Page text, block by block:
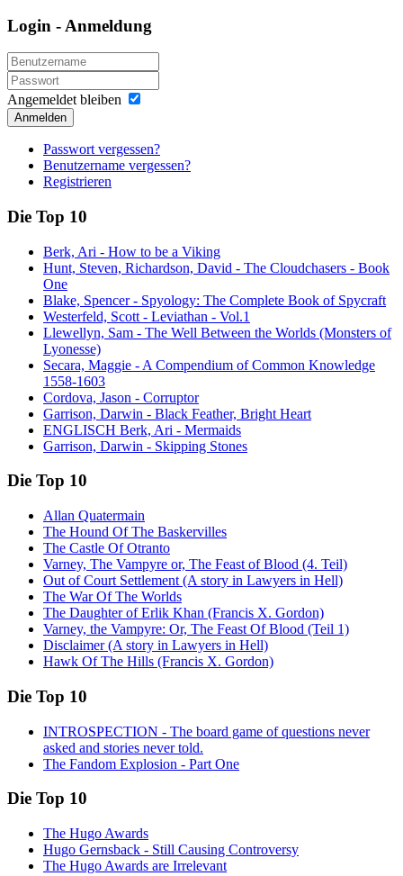
Login - Anmeldung
Angemeldet bleiben
Anmelden
Passwort vergessen?
Benutzername vergessen?
Registrieren
Die Top 10
Berk, Ari - How to be a Viking
Hunt, Steven, Richardson, David - The Cloudchasers - Book
One
Blake, Spencer - Spyology: The Complete Book of Spycraft
Westerfeld, Scott - Leviathan - Vol.1
Llewellyn, Sam - The Well Between the Worlds (Monsters of
Lyonesse)
Secara, Maggie - A Compendium of Common Knowledge
1558-1603
Cordova, Jason - Corruptor
Garrison, Darwin - Black Feather, Bright Heart
ENGLISCH Berk, Ari - Mermaids
Garrison, Darwin - Skipping Stones
Die Top 10
Allan Quatermain
The Hound Of The Baskervilles
The Castle Of Otranto
Varney, The Vampyre or, The Feast of Blood (4. Teil)
Out of Court Settlement (A story in Lawyers in Hell)
The War Of The Worlds
The Daughter of Erlik Khan (Francis X. Gordon)
Varney, the Vampyre: Or, The Feast Of Blood (Teil 1)
Disclaimer (A story in Lawyers in Hell)
Hawk Of The Hills (Francis X. Gordon)
Die Top 10
INTROSPECTION - The board game of questions never
asked and stories never told.
The Fandom Explosion - Part One
Die Top 10
The Hugo Awards
Hugo Gernsback - Still Causing Controversy
The Hugo Awards are Irrelevant